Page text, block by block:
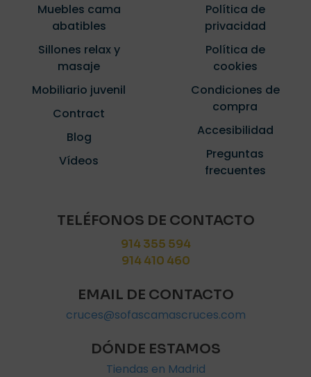
Muebles cama
abatibles
Sillones relax y
masaje
Mobiliario juvenil
Contract
Blog
Vídeos
Política de
privacidad
Política de
cookies
Condiciones de
compra
Accesibilidad
Preguntas
frecuentes
TELÉFONOS DE CONTACTO
914 355 594
914 410 460
EMAIL DE CONTACTO
cruces@sofascamascruces.com
DÓNDE ESTAMOS
Tiendas en Madrid